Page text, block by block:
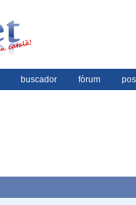
buscador fòrum